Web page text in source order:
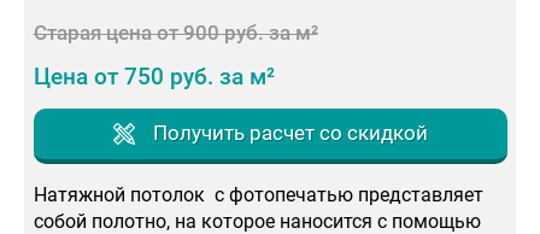
Старая цена от 900 руб. за м²
Цена от 750 руб. за м²
Получить расчет со скидкой
Натяжной потолок с фотопечатью представляет
собой полотно, на которое наносится с помощью